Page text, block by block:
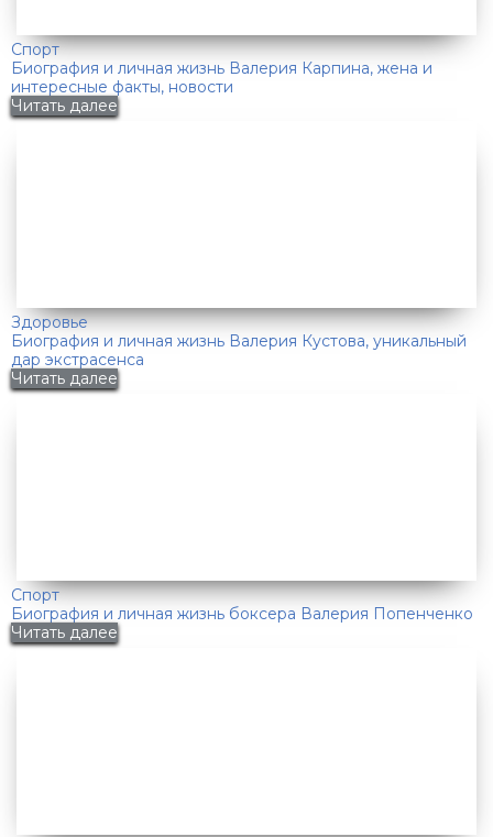
Спорт
Биография и личная жизнь Валерия Карпина, жена и
интересные факты, новости
Читать далее
Здоровье
Биография и личная жизнь Валерия Кустова, уникальный
дар экстрасенса
Читать далее
Спорт
Биография и личная жизнь боксера Валерия Попенченко
Читать далее